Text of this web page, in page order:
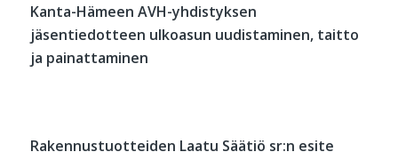
Kanta-Hämeen AVH-yhdistyksen
jäsentiedotteen ulkoasun uudistaminen, taitto
ja painattaminen
Rakennustuotteiden Laatu Säätiö sr:n esite